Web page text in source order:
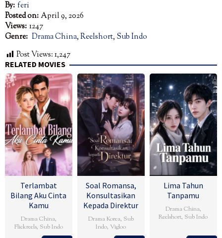
By: feri
Posted on: April 9, 2026
Views: 1247
Genre: Drama China,Reelshort, Sub Indo
Post Views:1,247
RELATED MOVIES
Terlambat
Bilang Aku Cinta
Kamu
Drama China,
Flickreels, Sub Indo
Soal Romansa,
Konsultasikan
Kepada Direktur
Drama Korea, Sub
Indo,Vigloo
Lima Tahun
Tanpamu
Drama China,
Reelshort, Sub Indo